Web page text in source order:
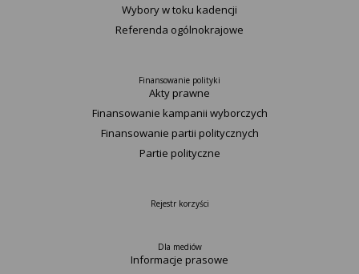
Wybory w toku kadencji
Referenda ogólnokrajowe
Finansowanie polityki
Akty prawne
Finansowanie kampanii wyborczych
Finansowanie partii politycznych
Partie polityczne
Rejestr korzyści
Dla mediów
Informacje prasowe